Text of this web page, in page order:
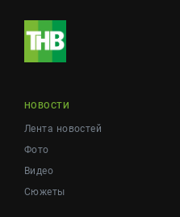
НОВОСТИ
Лента новостей
Фото
Видео
Сюжеты